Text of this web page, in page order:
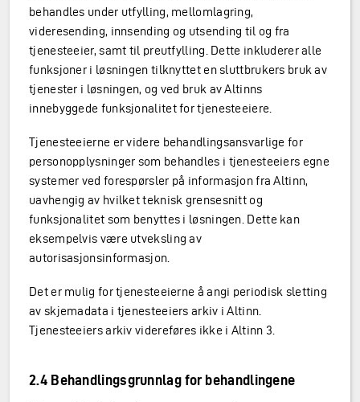
behandles under utfylling, mellomlagring,
videresending, innsending og utsending til og fra
tjenesteeier, samt til preutfylling. Dette inkluderer alle
funksjoner i løsningen tilknyttet en sluttbrukers bruk av
tjenester i løsningen, og ved bruk av Altinns
innebyggede funksjonalitet for tjenesteeiere.
Tjenesteeierne er videre behandlingsansvarlige for
personopplysninger som behandles i tjenesteeiers egne
systemer ved forespørsler på informasjon fra Altinn,
uavhengig av hvilket teknisk grensesnitt og
funksjonalitet som benyttes i løsningen. Dette kan
eksempelvis være utveksling av
autorisasjonsinformasjon.
Det er mulig for tjenesteeierne å angi periodisk sletting
av skjemadata i tjenesteeiers arkiv i Altinn.
Tjenesteeiers arkiv videreføres ikke i Altinn 3.
2.4 Behandlingsgrunnlag for behandlingene